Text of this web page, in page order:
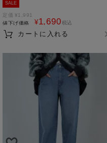
SALE
定価 ¥1,991
値下げ価格
¥1,690税込
カートに入れる